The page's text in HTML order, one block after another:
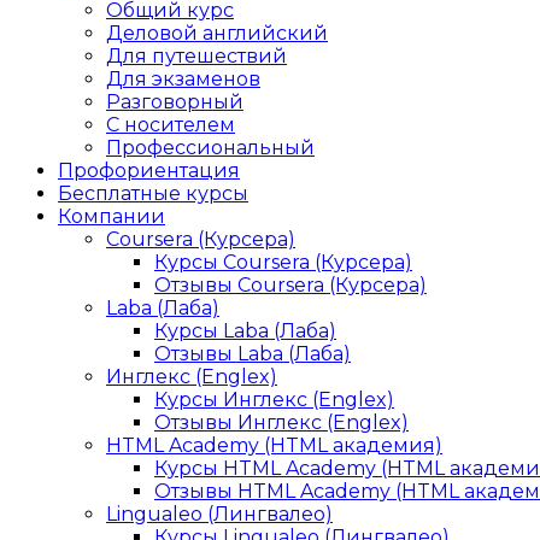
Общий курс
Деловой английский
Для путешествий
Для экзаменов
Разговорный
С носителем
Профессиональный
Профориентация
Бесплатные курсы
Компании
Coursera (Курсера)
Курсы Coursera (Курсера)
Отзывы Coursera (Курсера)
Laba (Лаба)
Курсы Laba (Лаба)
Отзывы Laba (Лаба)
Инглекс (Englex)
Курсы Инглекс (Englex)
Отзывы Инглекс (Englex)
HTML Academy (HTML академия)
Курсы HTML Academy (HTML
Отзывы HTML Academy (HTML
Lingualeo (Лингвалео)